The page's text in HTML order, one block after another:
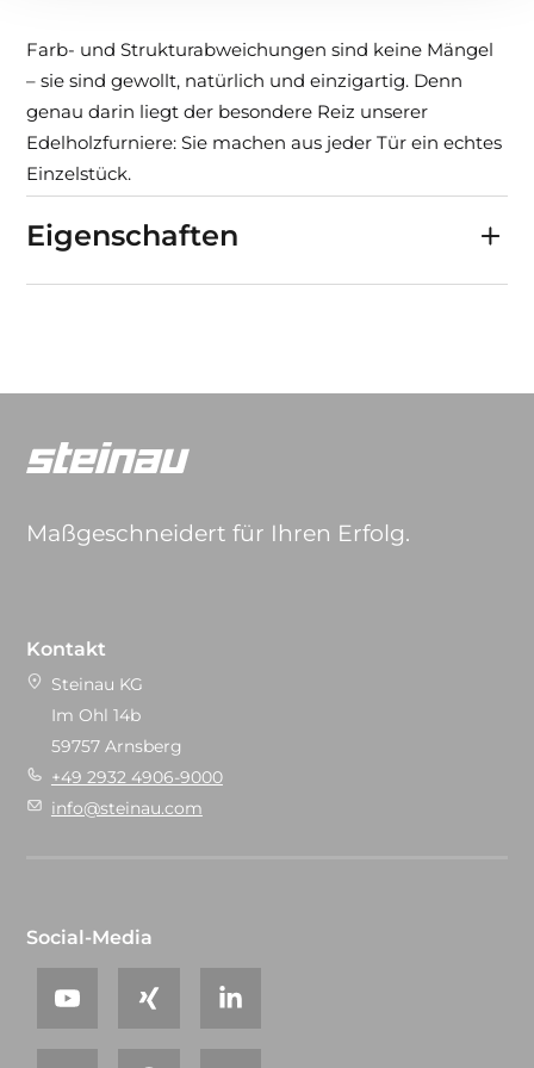
Farb- und Strukturabweichungen sind keine Mängel
– sie sind gewollt, natürlich und einzigartig. Denn
genau darin liegt der besondere Reiz unserer
Edelholzfurniere: Sie machen aus jeder Tür ein echtes
Einzelstück.
Eigenschaften
Maßgeschneidert für Ihren Erfolg.
Kontakt
Steinau KG
Im Ohl 14b
59757 Arnsberg
+49 2932 4906-9000
info@steinau.com
Social-Media